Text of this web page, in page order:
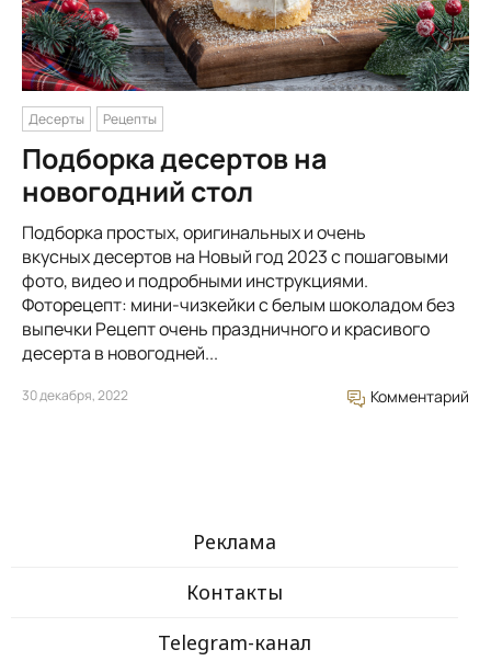
Десерты Рецепты
Подборка десертов на
новогодний стол
Подборка простых, оригинальных и очень
вкусных десертов на Новый год 2023 с пошаговыми
фото, видео и подробными инструкциями.
Фоторецепт: мини-чизкейки с белым шоколадом без
выпечки Рецепт очень праздничного и красивого
десерта в новогодней...
30 декабря, 2022 Комментарий
Реклама
Контакты
Telegram-канал